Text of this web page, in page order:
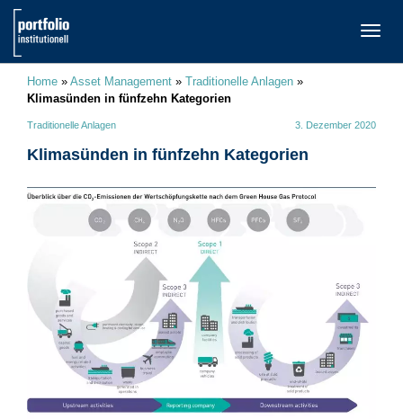
Home » Asset Management » Traditionelle Anlagen »
Klimasünden in fünfzehn Kategorien
Traditionelle Anlagen 3. Dezember 2020
Klimasünden in fünfzehn Kategorien